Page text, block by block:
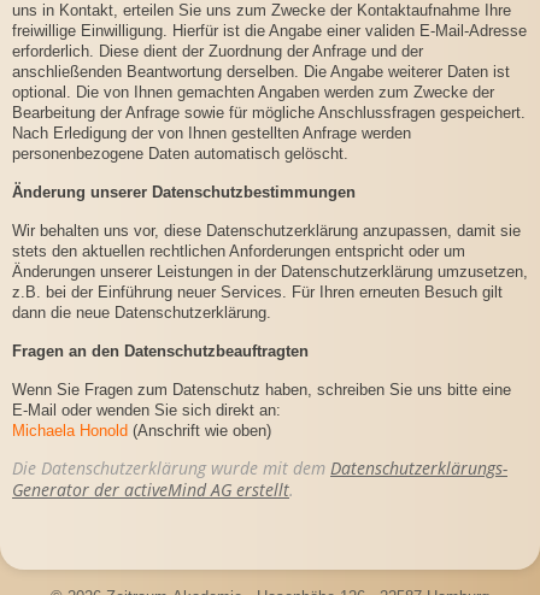
uns in Kontakt, erteilen Sie uns zum Zwecke der Kontaktaufnahme Ihre
freiwillige Einwilligung. Hierfür ist die Angabe einer validen E-Mail-Adresse
erforderlich. Diese dient der Zuordnung der Anfrage und der
anschließenden Beantwortung derselben. Die Angabe weiterer Daten ist
optional. Die von Ihnen gemachten Angaben werden zum Zwecke der
Bearbeitung der Anfrage sowie für mögliche Anschlussfragen gespeichert.
Nach Erledigung der von Ihnen gestellten Anfrage werden
personenbezogene Daten automatisch gelöscht.
Änderung unserer Datenschutzbestimmungen
Wir behalten uns vor, diese Datenschutzerklärung anzupassen, damit sie
stets den aktuellen rechtlichen Anforderungen entspricht oder um
Änderungen unserer Leistungen in der Datenschutzerklärung umzusetzen,
z.B. bei der Einführung neuer Services. Für Ihren erneuten Besuch gilt
dann die neue Datenschutzerklärung.
Fragen an den Datenschutzbeauftragten
Wenn Sie Fragen zum Datenschutz haben, schreiben Sie uns bitte eine
E-Mail oder wenden Sie sich direkt an:
Michaela Honold (Anschrift wie oben)
Die Datenschutzerklärung wurde mit dem Datenschutzerklärungs-
Generator der activeMind AG erstellt.